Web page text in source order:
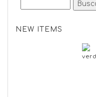
NEW ITEMS